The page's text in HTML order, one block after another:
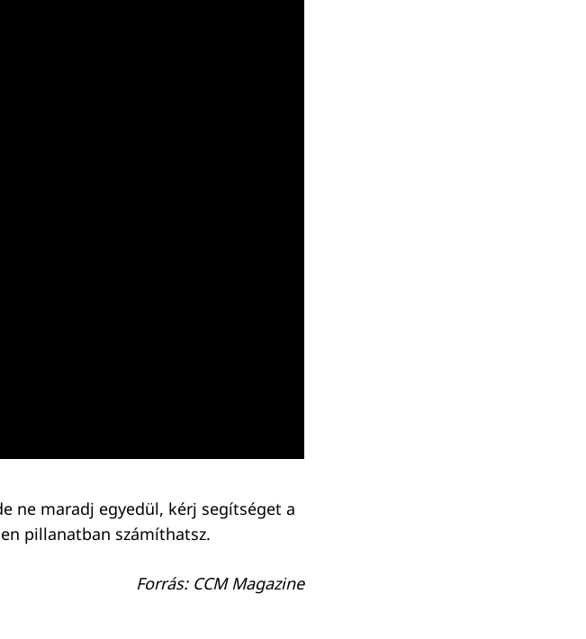
ne maradj egyedül, kérj segítséget a
pillanatban számíthatsz.
Forrás: CCM Magazine